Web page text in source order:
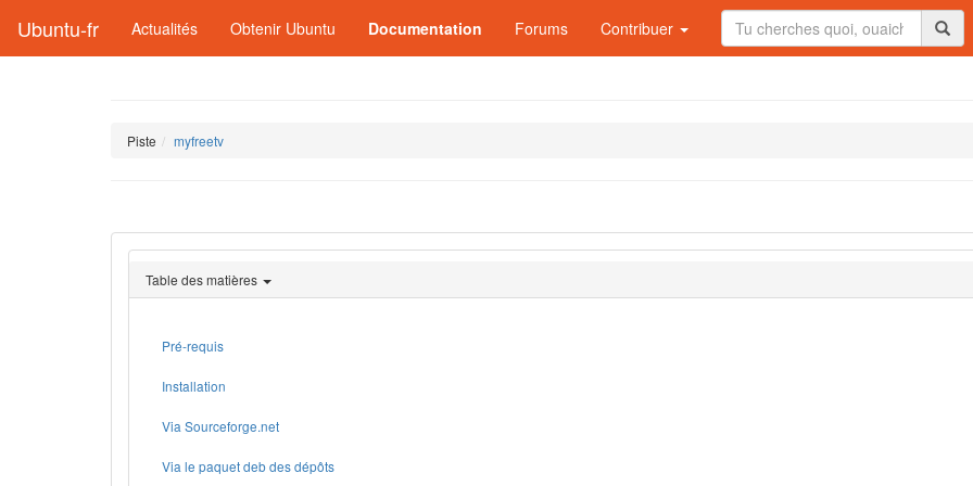
Ubuntu-fr Actualités Obtenir Ubuntu Documentation Forums Contribuer
Piste myfreetv
Table des matières
Pré-requis
Installation
Via Sourceforge.net
Via le paquet deb des dépôts